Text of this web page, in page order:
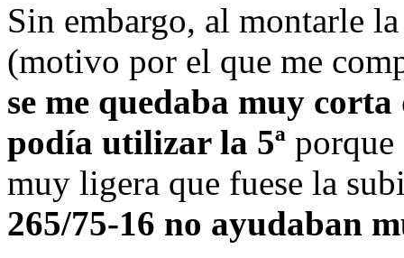
Sin embargo, al montarle
(motivo por el que me
se me quedaba muy
podía utilizar la 5ª porque
muy ligera que fuese la
265/75-16 no ayudaban